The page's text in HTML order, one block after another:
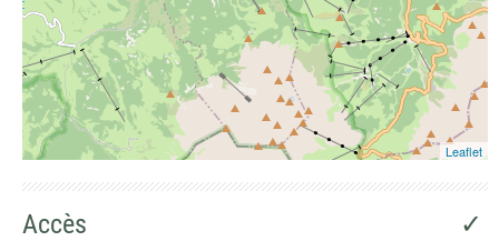
Leaflet
Accès ✓